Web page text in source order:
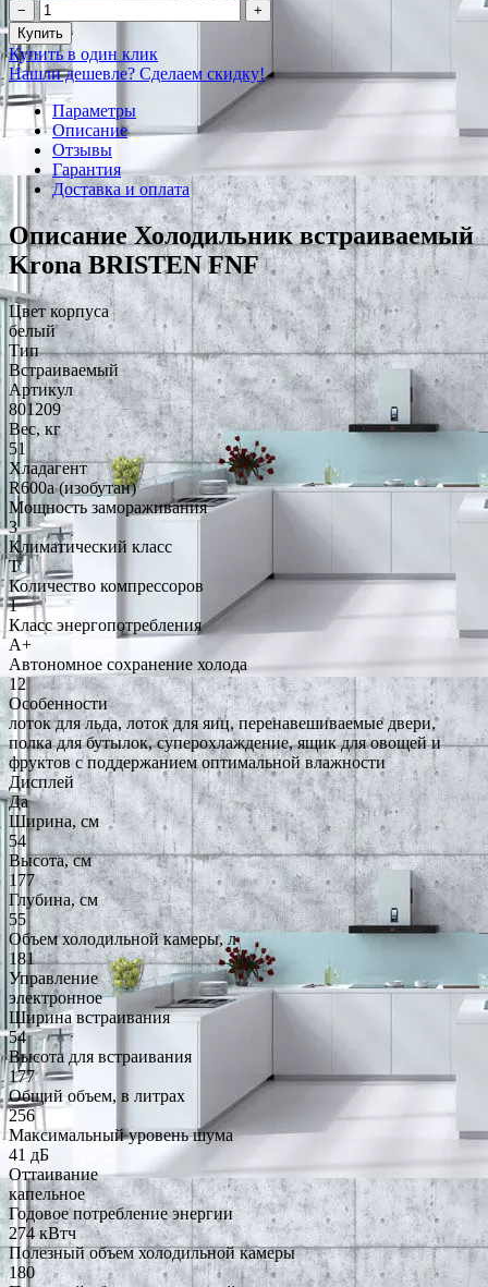
−
+
Купить
Купить в один клик
Нашли дешевле? Сделаем скидку!
Параметры
Описание
Отзывы
Гарантия
Доставка и оплата
Описание Холодильник встраиваемый
Krona BRISTEN FNF
Цвет корпуса
белый
Тип
Встраиваемый
Артикул
801209
Вес, кг
51
Хладагент
R600a (изобутан)
Мощность замораживания
3
Климатический класс
T
Количество компрессоров
1
Класс энергопотребления
A+
Автономное сохранение холода
12
Особенности
лоток для льда, лоток для яиц, перенавешиваемые двери,
полка для бутылок, суперохлаждение, ящик для овощей и
фруктов с поддержанием оптимальной влажности
Дисплей
Да
Ширина, см
54
Высота, см
177
Глубина, см
55
Объем холодильной камеры, л
181
Управление
электронное
Ширина встраивания
54
Высота для встраивания
177
Общий объем, в литрах
256
Максимальный уровень шума
41 дБ
Оттаивание
капельное
Годовое потребление энергии
274 кВтч
Полезный объем холодильной камеры
180